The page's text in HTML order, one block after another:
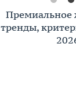
Премиальное
тренды,